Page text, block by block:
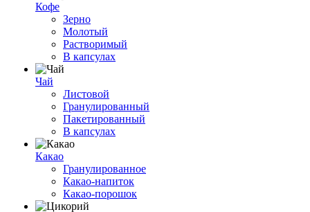
Кофе
Зерно
Молотый
Растворимый
В капсулах
Чай
Листовой
Гранулированный
Пакетированный
В капсулах
Какао
Гранулированное
Какао-напиток
Какао-порошок